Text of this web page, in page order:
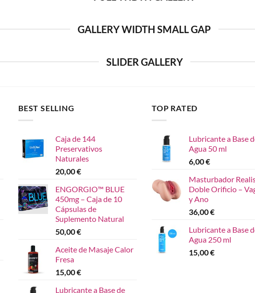
GALLERY WIDTH SMALL GAP
SLIDER GALLERY
BEST SELLING
Caja de 144
Preservativos
Naturales
20,00€
ENGORGIO™ BLUE
450mg – Caja de 10
Cápsulas de
Suplemento Natural
50,00€
Aceite de Masaje Calor
Fresa
15,00€
Lubricante a Base de
TOP RATED
Lubricante a Base
Agua 50 ml
6,00€
Masturbador
Doble Orificio –
y Ano
36,00€
Lubricante a Base
Agua 250 ml
15,00€